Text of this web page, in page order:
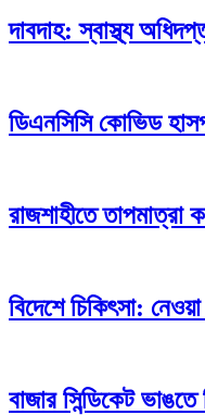
দাবদাহ: স্বাস্থ্য
ডিএনসিসি কোভিড
রাজশাহীতে
বিদেশে চিকিৎসা:
বাজার সিন্ডিকেট